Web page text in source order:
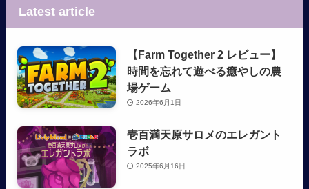
Latest article
【Farm Together 2 レビュー】
時間を忘れて遊べる癒やしの農
場ゲーム
2026年6月1日
壱百満天原サロメのエレガント
ラボ
2025年6月16日